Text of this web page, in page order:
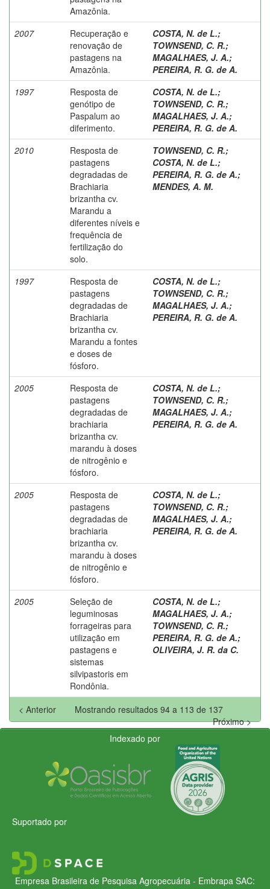
Amazônia.
2007
Recuperação e
renovação de
pastagens na
Amazônia.
COSTA, N. de L.;
TOWNSEND, C. R.;
MAGALHAES, J. A.;
PEREIRA, R. G. de A.
1997
Resposta de
genótipo de
Paspalum ao
diferimento.
COSTA, N. de L.;
TOWNSEND, C. R.;
MAGALHAES, J. A.;
PEREIRA, R. G. de A.
2010
Resposta de
pastagens
degradadas de
Brachiaria
brizantha cv.
Marandu a
diferentes níveis e
frequência de
fertilização do
solo.
TOWNSEND, C. R.;
COSTA, N. de L.;
PEREIRA, R. G. de A.;
MENDES, A. M.
1997
Resposta de
pastagens
degradadas de
Brachiaria
brizantha cv.
Marandu a fontes
e doses de
fósforo.
COSTA, N. de L.;
TOWNSEND, C. R.;
MAGALHAES, J. A.;
PEREIRA, R. G. de A.
2005
Resposta de
pastagens
degradadas de
brachiaria
brizantha cv.
marandu à doses
de nitrogênio e
fósforo.
COSTA, N. de L.;
TOWNSEND, C. R.;
MAGALHAES, J. A.;
PEREIRA, R. G. de A.
2005
Resposta de
pastagens
degradadas de
brachiaria
brizantha cv.
marandu à doses
de nitrogênio e
fósforo.
COSTA, N. de L.;
TOWNSEND, C. R.;
MAGALHAES, J. A.;
PEREIRA, R. G. de A.
2005
Seleção de
leguminosas
forrageiras para
utilização em
pastagens e
sistemas
silvipastoris em
Rondônia.
COSTA, N. de L.;
MAGALHAES, J. A.;
TOWNSEND, C. R.;
PEREIRA, R. G. de A.;
OLIVEIRA, J. R. da C.
Mostrando resultados 94 a 113 de 137
< Anterior
Próximo >
Indexado por
Suportado por
Empresa Brasileira de Pesquisa Agropecuária - Embrapa SAC: